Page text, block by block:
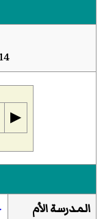
14 ديسمبر 1932 – 7 أكتوبر 1936
▶︎
المدرسة الأم